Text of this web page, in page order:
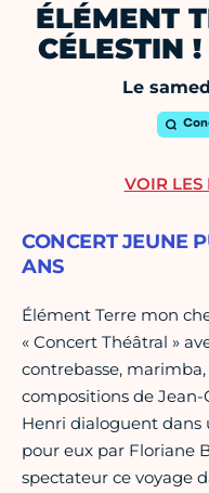
ÉLÉMENT
Le
CONCERT JEUNE
ANS
Élément Terre mon
« Concert Théâtral »
contrebasse,
compositions de
Henri dialoguent
pour eux par Floriane
spectateur ce voyage
VOIR LES